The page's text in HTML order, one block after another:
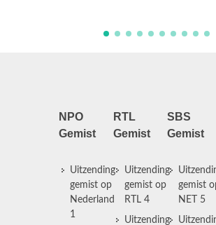
NPO
Gemist
Uitzending
gemist op
Nederland
1
RTL
Gemist
Uitzending
gemist op
RTL 4
Uitzending
SBS
Gemist
gemist
NET 5